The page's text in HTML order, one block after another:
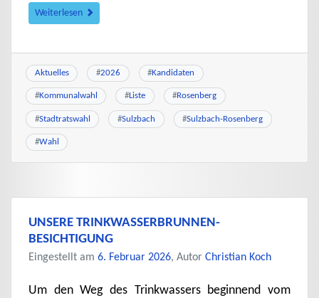
Weiterlesen
Aktuelles #2026 #Kandidaten
#Kommunalwahl #Liste #Rosenberg
#Stadtratswahl #Sulzbach #Sulzbach-Rosenberg
#Wahl
UNSERE TRINKWASSERBRUNNEN-
BESICHTIGUNG
Eingestellt am 6. Februar 2026, Autor Christian Koch
Um den Weg des Trinkwassers beginnend vom